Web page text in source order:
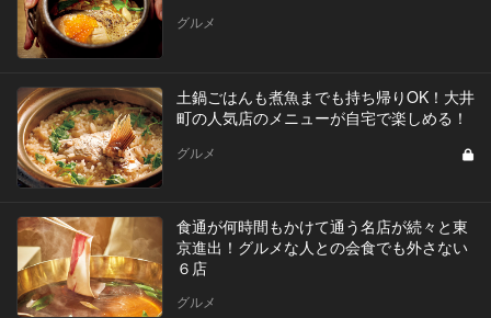
グルメ
土鍋ごはんも煮魚までも持ち帰りOK！大井
町の人気店のメニューが自宅で楽しめる！
グルメ
食通が何時間もかけて通う名店が続々と東
京進出！グルメな人との会食でも外さない
６店
グルメ